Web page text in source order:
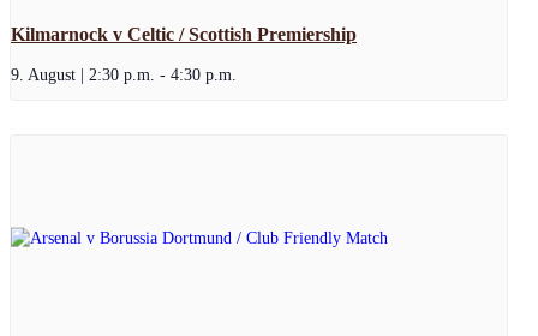
Kilmarnock v Celtic / Scottish Premiership
9. August | 2:30 p.m. - 4:30 p.m.